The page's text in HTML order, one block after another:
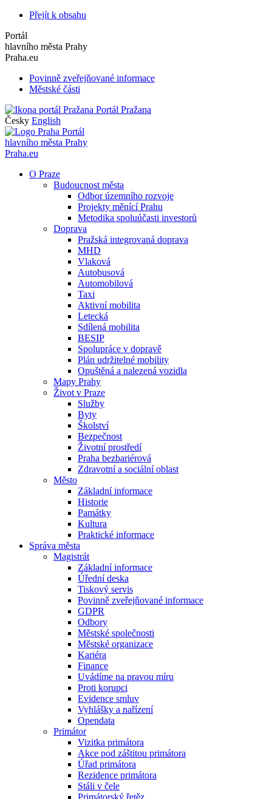
Přejít k obsahu
Portál
hlavního města Prahy
Praha.eu
Povinně zveřejňované informace
Městské části
Portál Pražana
Česky English
Portál
hlavního města Prahy
Praha.eu
O Praze
Budoucnost města
Odbor územního rozvoje
Projekty měnící Prahu
Metodika spoluúčasti investorů
Doprava
Pražská integrovaná doprava
MHD
Vlaková
Autobusová
Automobilová
Taxi
Aktivní mobilita
Letecká
Sdílená mobilita
BESIP
Spolupráce v dopravě
Plán udržitelné mobility
Opuštěná a nalezená vozidla
Mapy Prahy
Život v Praze
Služby
Byty
Školství
Bezpečnost
Životní prostředí
Praha bezbariérová
Zdravotní a sociální oblast
Město
Základní informace
Historie
Památky
Kultura
Praktické informace
Správa města
Magistrát
Základní informace
Úřední deska
Tiskový servis
Povinně zveřejňované informace
GDPR
Odbory
Městské společnosti
Městské organizace
Kariéra
Finance
Uvádíme na pravou míru
Proti korupci
Evidence smluv
Vyhlášky a nařízení
Opendata
Primátor
Vizitka primátora
Akce pod záštitou primátora
Úřad primátora
Rezidence primátora
Stáli v čele
Primátorský řetěz